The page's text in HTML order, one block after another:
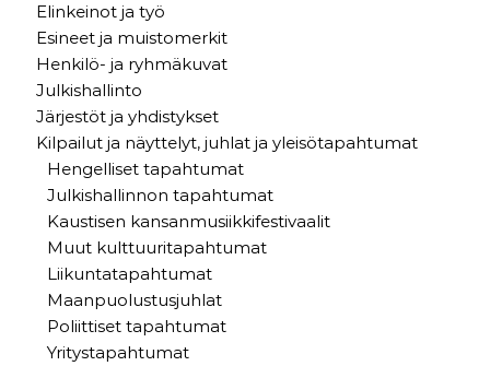
Elinkeinot ja työ
Esineet ja muistomerkit
Henkilö- ja ryhmäkuvat
Julkishallinto
Järjestöt ja yhdistykset
Kilpailut ja näyttelyt, juhlat ja yleisötapahtumat
Hengelliset tapahtumat
Julkishallinnon tapahtumat
Kaustisen kansanmusiikkifestivaalit
Muut kulttuuritapahtumat
Liikuntatapahtumat
Maanpuolustusjuhlat
Poliittiset tapahtumat
Yritystapahtumat